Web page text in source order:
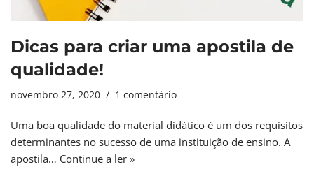
Dicas para criar uma apostila de
qualidade!
novembro 27, 2020 1 comentário
Uma boa qualidade do material didático é um dos requisitos
determinantes no sucesso de uma instituição de ensino. A
apostila… Continue a ler »